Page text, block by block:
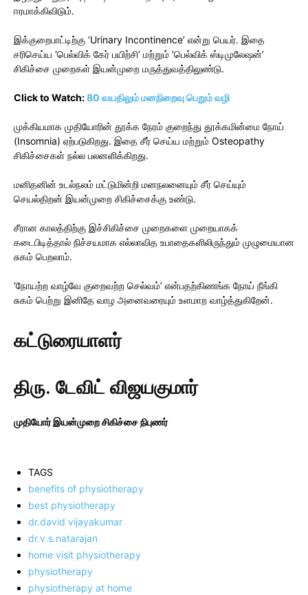
ஈரமாக்கிவிடும்.
இக்குறைபாட்டிற்கு ‘Urinary Incontinence’ என்று பெயர். இதை
சரிசெய்ய ‘பெல்விக் கேர் பயிற்சி’ மற்றும் ‘பெல்விக் ஸ்டிமுலேஷன்’
சிகிச்சை முறைகள் இயன்முறை மருத்துவத்திலுண்டு.
Click to Watch:80 வயதிலும் மனநிறைவு பெறும் வழி
முக்கியமாக முதியோரின் தூக்க நேரம் குறைந்து தூக்கமின்மை நோய்
(Insomnia) ஏற்படுகிறது. இதை சீர் செய்ய மற்றும் Osteopathy
சிகிச்சைகள் நல்ல பலனளிக்கிறது.
மனிதனின் உடல்நலம் மட்டுமின்றி மனநலனையும் சீர் செய்யும்
செயல்திறன் இயன்முறை சிகிச்சைக்கு உண்டு.
சீரான காலத்திற்கு இச்சிகிச்சை முறைகளை முறையாகக்
கடைபிடித்தால் நிச்சயமாக எல்லாவித உபாதைகளிலிருந்தும் முழுமையான
சுகம் பெறலாம்.
‘நோயற்ற வாழ்வே குறைவற்ற செல்வம்’ என்பதற்கிணங்க நோய் நீங்கி
சுகம் பெற்று இனிதே வாழ அனைவரையும் உளமாற வாழ்த்துகிறேன்.
கட்டுரையாளர்
திரு. டேவிட் விஜயகுமார்
முதியோர் இயன்முறை சிகிச்சை நிபுணர்
TAGS
benefits of physiotherapy
best physiotherapy
dr.david vijayakumar
dr.v.s.natarajan
home visit physiotherapy
physiotherapy
physiotherapy at home